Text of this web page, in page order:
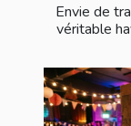
Envie de
véritable